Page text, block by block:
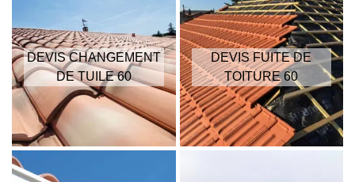
DEVIS CHANGEMENT
DE TUILE 60
DEVIS FUITE DE
TOITURE 60